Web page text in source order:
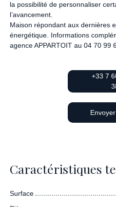
la possibilité de personnaliser
l’avancement.
Maison répondant aux dernières
énergétique. Informations
agence APPARTOIT au 04 70 99
+33 7
Caractéristiques
Surface